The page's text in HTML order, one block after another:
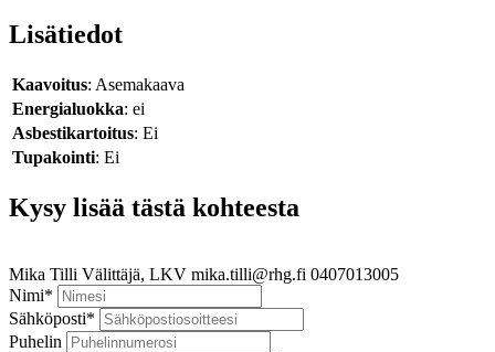
Lisätiedot
Kaavoitus: Asemakaava
Energialuokka: ei
Asbestikartoitus: Ei
Tupakointi: Ei
Kysy lisää tästä kohteesta
Mika Tilli Välittäjä, LKV mika.tilli@rhg.fi 0407013005
Nimi*
Sähköposti*
Puhelin